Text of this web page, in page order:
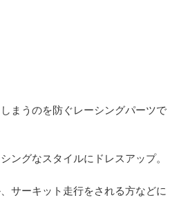
まうのを防ぐレーシングパーツで
ングなスタイルにドレスアップ。
サーキット走行をされる方などに